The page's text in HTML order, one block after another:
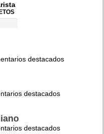
destacados
destacados
destacados